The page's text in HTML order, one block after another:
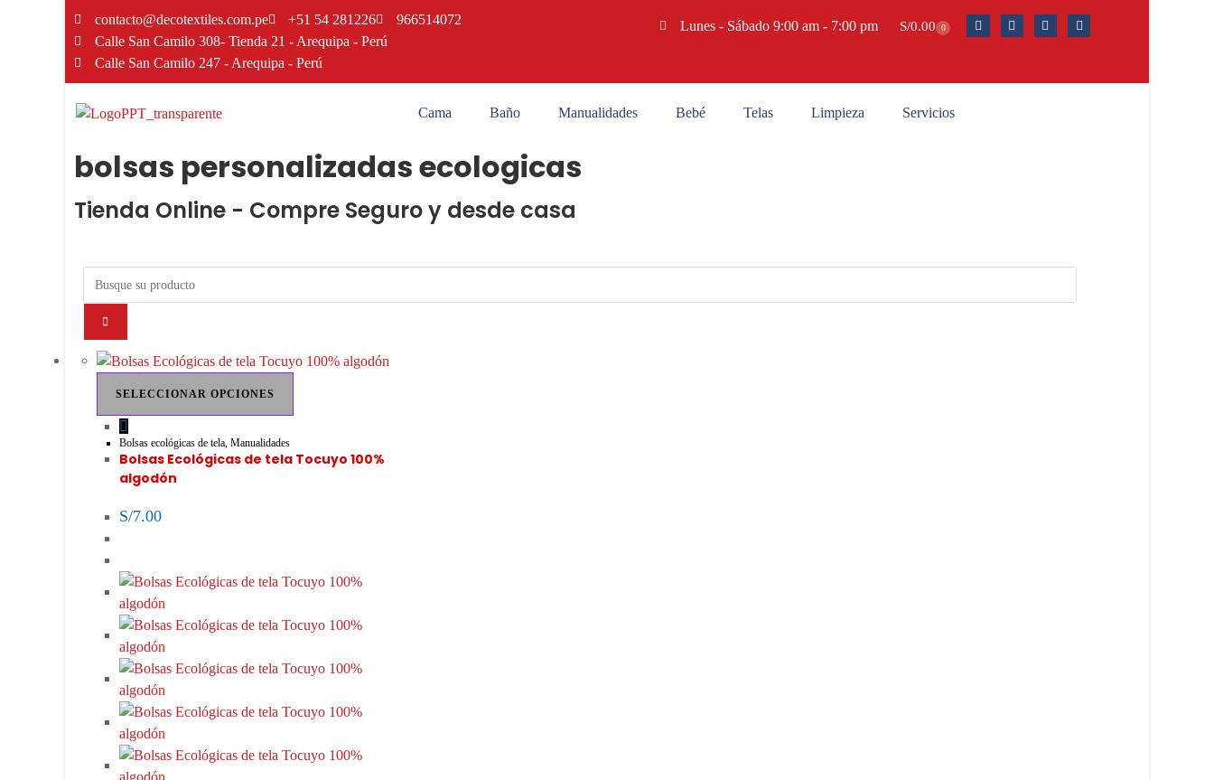
contacto@decotextiles.com.pe +51 54 281226
966514072
Calle San Camilo 308- Tienda 21 - Arequipa - Perú
Calle San Camilo 247 - Arequipa - Perú​
Lunes - Sábado 9:00 am - 7:00 pm S/0.00 0
Cama Baño Manualidades Bebé Telas Limpieza Servicios
bolsas personalizadas ecologicas
Tienda Online - Compre Seguro y desde casa
SELECCIONAR OPCIONES
Bolsas ecológicas de tela, Manualidades
Bolsas Ecológicas de tela Tocuyo 100%
algodón
S/7.00